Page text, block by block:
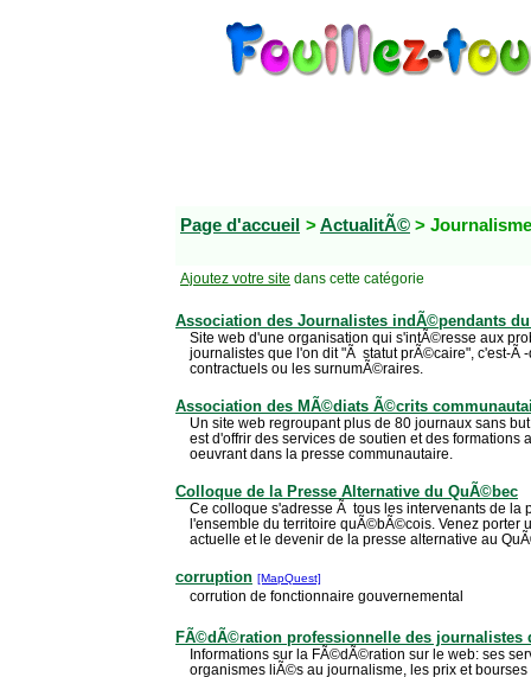
Page d'accueil >ActualitÃ© >
Ajoutez votre site dans cette catégorie
Association des Journalistes indÃ©pendants
Site web d'une organisation qui s'intÃ©resse aux
journalistes que l'on dit "Ã statut prÃ©caire", c'est-Ã
contractuels ou les surnumÃ©raires.
Association des MÃ©diats Ã©crits
Un site web regroupant plus de 80 journaux sans
est d'offrir des services de soutien et des formations
oeuvrant dans la presse communautaire.
Colloque de la Presse Alternative du QuÃ©bec
Ce colloque s'adresse Ã tous les intervenants de la
l'ensemble du territoire quÃ©bÃ©cois. Venez porter
actuelle et le devenir de la presse alternative au
corruption [MapQuest]
corrution de fonctionnaire gouvernemental
FÃ©dÃ©ration professionnelle des journalistes
Informations sur la FÃ©dÃ©ration sur le web: ses
organismes liÃ©s au journalisme, les prix et